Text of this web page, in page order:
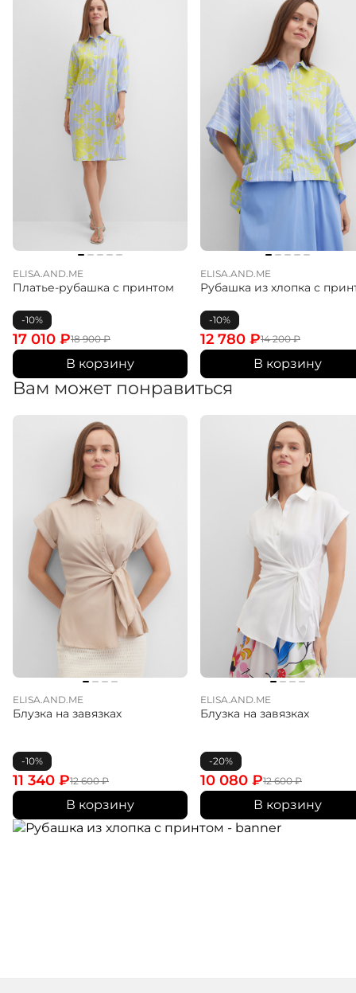
ELISA.AND.ME
Платье-рубашка с принтом
-10%
18 900₽
17 010 ₽
В корзину
ELISA.AND.ME
Рубашка из хлопка с
-10%
14 200₽
12 780 ₽
В корзину
Вам может понравиться
ELISA.AND.ME
Блузка на завязках
-10%
12 600₽
11 340 ₽
В корзину
ELISA.AND.ME
Блузка на завязках
-20%
12 600₽
10 080 ₽
В корзину